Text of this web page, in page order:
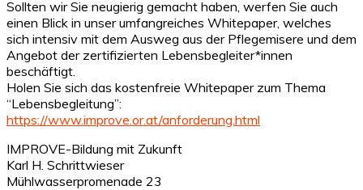
Sollten wir Sie neugierig gemacht haben, werfen Sie auch
einen Blick in unser umfangreiches Whitepaper, welches
sich intensiv mit dem Ausweg aus der Pflegemisere und dem
Angebot der zertifizierten Lebensbegleiter*innen
beschäftigt.
Holen Sie sich das kostenfreie Whitepaper zum Thema
“Lebensbegleitung”:
https://www.improve.or.at/anforderung.html
IMPROVE-Bildung mit Zukunft
Karl H. Schrittwieser
Mühlwasserpromenade 23